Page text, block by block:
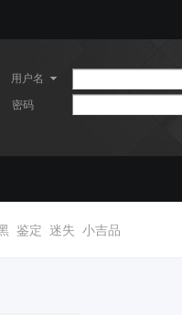
用户名
密码
鉴定 迷失 小吉品